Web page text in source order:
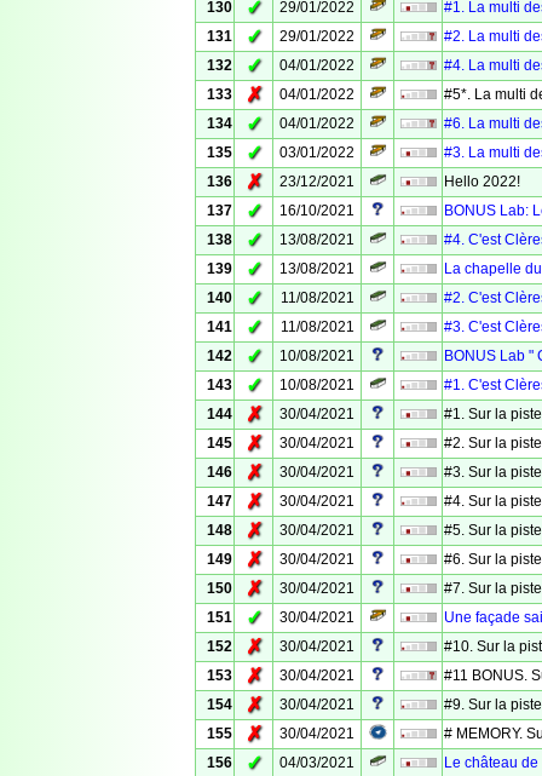
130 ✓ 29/01/2022
#1. La multi
131
✓ 29/01/2022
#2. La multi
132
✓ 04/01/2022
#4. La multi
133
✗ 04/01/2022
#5*. La multi
134
✓ 04/01/2022
#6. La multi
135
✓ 03/01/2022
#3. La multi
136
✗ 23/12/2021
Hello 2022!
137
✓ 16/10/2021
BONUS Lab:
138
✓ 13/08/2021
#4. C'est
139
✓ 13/08/2021
La chapelle
140
✓ 11/08/2021
#2. C'est
141
✓ 11/08/2021
#3. C'est
142
✓ 10/08/2021
BONUS Lab "
143
✓ 10/08/2021
#1. C'est
144
✗ 30/04/2021
#1. Sur la
145
✗ 30/04/2021
#2. Sur la
146
✗ 30/04/2021
#3. Sur la
147
✗ 30/04/2021
#4. Sur la
148
✗ 30/04/2021
#5. Sur la
149
✗ 30/04/2021
#6. Sur la
150
✗ 30/04/2021
#7. Sur la
151
✓ 30/04/2021
Une façade
152
✗ 30/04/2021
#10. Sur la
153
✗ 30/04/2021
#11 BONUS.
154
✗ 30/04/2021
#9. Sur la
155
✗ 30/04/2021
# MEMORY.
156
✓ 04/03/2021
Le château